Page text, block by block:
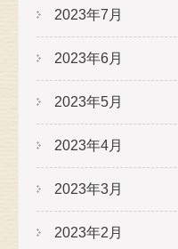
2023年7月
2023年6月
2023年5月
2023年4月
2023年3月
2023年2月